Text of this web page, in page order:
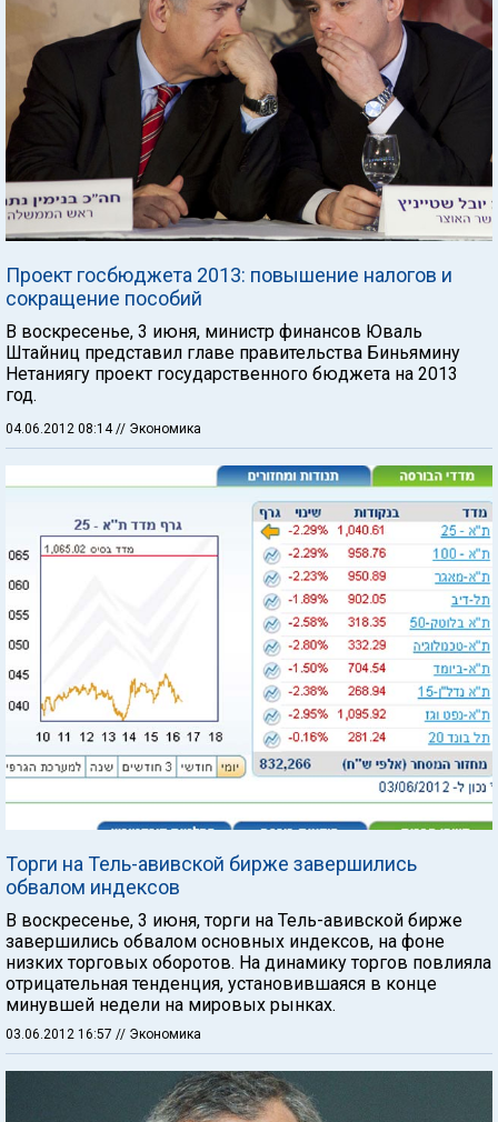
Проект госбюджета 2013: повышение налогов и
сокращение пособий
В воскресенье, 3 июня, министр финансов Юваль
Штайниц представил главе правительства Биньямину
Нетаниягу проект государственного бюджета на 2013
год.
04.06.2012 08:14 // Экономика
Торги на Тель-авивской бирже завершились
обвалом индексов
В воскресенье, 3 июня, торги на Тель-авивской бирже
завершились обвалом основных индексов, на фоне
низких торговых оборотов. На динамику торгов повлияла
отрицательная тенденция, установившаяся в конце
минувшей недели на мировых рынках.
03.06.2012 16:57 // Экономика